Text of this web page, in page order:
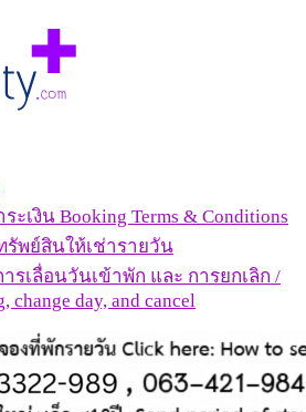
ะเงิน Booking Terms & Conditions
รัพย์สินให้เช่ารายวัน
ารเลื่อนวันเข้าพัก และ การยกเลิก /
change day, and cancel